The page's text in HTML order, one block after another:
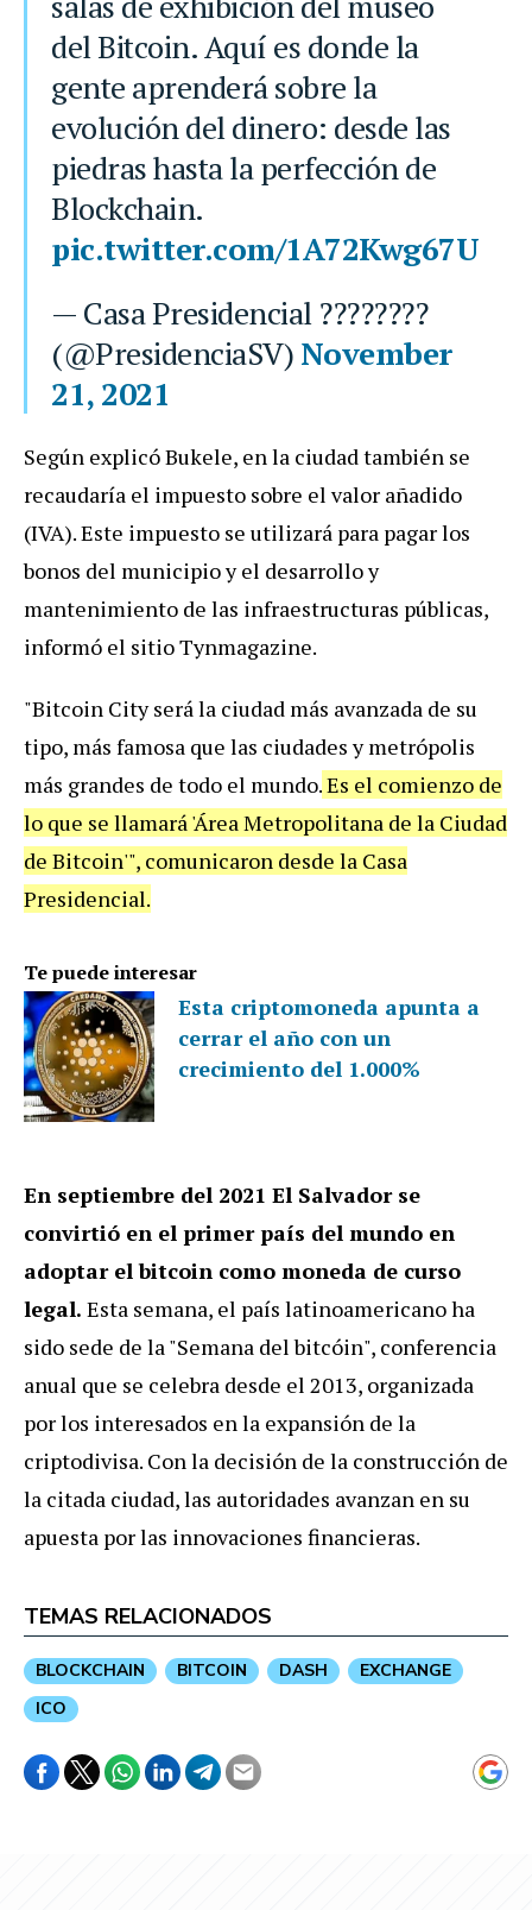
del Bitcoin. Aquí es donde la
gente aprenderá sobre la
evolución del dinero: desde las
piedras hasta la perfección de
Blockchain.
pic.twitter.com/1A72Kwg67U
— Casa Presidencial ????????
(@PresidenciaSV) November
21, 2021
Según explicó Bukele, en la ciudad también se
recaudaría el impuesto sobre el valor añadido
(IVA). Este impuesto se utilizará para pagar los
bonos del municipio y el desarrollo y
mantenimiento de las infraestructuras públicas,
informó el sitio Tynmagazine.
"Bitcoin City será la ciudad más avanzada de su
tipo, más famosa que las ciudades y metrópolis
más grandes de todo el mundo.Es el comienzo de
lo que se llamará 'Área Metropolitana de la Ciudad
de Bitcoin'", comunicaron desde la Casa
Presidencial.
Te puede interesar
Esta criptomoneda apunta a
cerrar el año con un
crecimiento del 1.000%
En septiembre del 2021 El Salvador se
convirtió en el primer país del mundo en
adoptar el bitcoin como moneda de curso
legal. Esta semana, el país latinoamericano ha
sido sede de la "Semana del bitcóin", conferencia
anual que se celebra desde el 2013, organizada
por los interesados en la expansión de la
criptodivisa. Con la decisión de la construcción de
la citada ciudad, las autoridades avanzan en su
apuesta por las innovaciones financieras.
TEMAS RELACIONADOS
BLOCKCHAIN BITCOIN DASH
EXCHANGE
ICO